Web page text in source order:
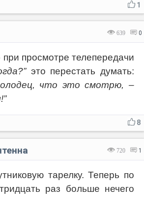
1
639 0
просмотре телепередачи
это перестать думать:
что это смотрю, –
8
720 1
тарелку. Теперь по
раз больше нечего